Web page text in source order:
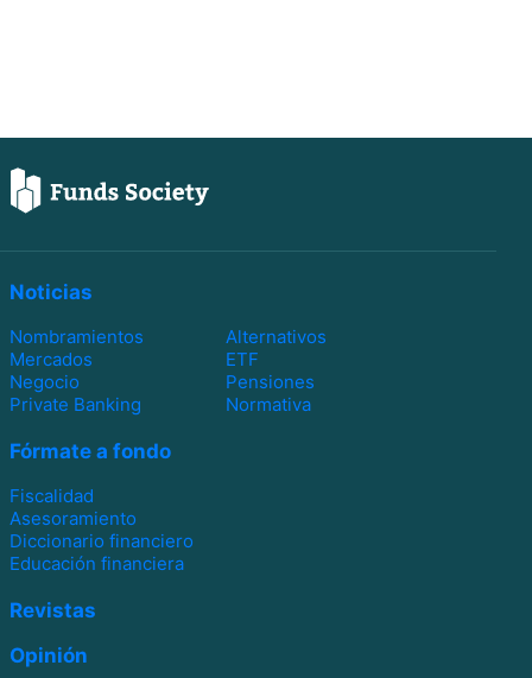
Noticias
Nombramientos
Alternativos
Mercados
ETF
Negocio
Pensiones
Private Banking
Normativa
Fórmate a fondo
Fiscalidad
Asesoramiento
Diccionario financiero
Educación financiera
Revistas
Opinión